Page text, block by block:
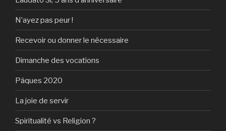
N’ayez pas peur !
Recevoir ou donner le nécessaire
Dimanche des vocations
Pâques 2020
La joie de servir
Spiritualité vs Religion ?